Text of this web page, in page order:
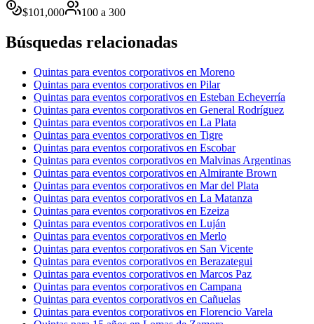
$101,000 100 a 300
Búsquedas relacionadas
Quintas para eventos corporativos en Moreno
Quintas para eventos corporativos en Pilar
Quintas para eventos corporativos en Esteban Echeverría
Quintas para eventos corporativos en General Rodríguez
Quintas para eventos corporativos en La Plata
Quintas para eventos corporativos en Tigre
Quintas para eventos corporativos en Escobar
Quintas para eventos corporativos en Malvinas Argentinas
Quintas para eventos corporativos en Almirante Brown
Quintas para eventos corporativos en Mar del Plata
Quintas para eventos corporativos en La Matanza
Quintas para eventos corporativos en Ezeiza
Quintas para eventos corporativos en Luján
Quintas para eventos corporativos en Merlo
Quintas para eventos corporativos en San Vicente
Quintas para eventos corporativos en Berazategui
Quintas para eventos corporativos en Marcos Paz
Quintas para eventos corporativos en Campana
Quintas para eventos corporativos en Cañuelas
Quintas para eventos corporativos en Florencio Varela